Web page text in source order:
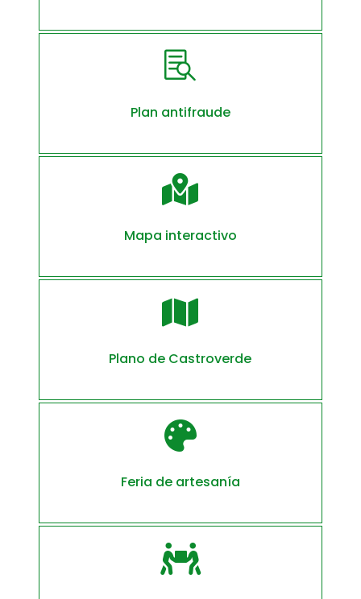

Plan antifraude

Mapa interactivo

Plano de Castroverde

Feria de artesanía
